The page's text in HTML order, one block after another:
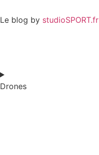
Le blog by studioSPORT.fr
Drones